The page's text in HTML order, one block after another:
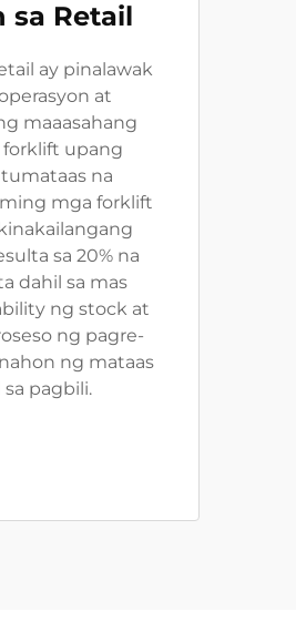
sa Retail
ay pinalawak
at
maaasahang
upang
na
mga forklift
sa 20% na
dahil sa mas
ng stock at
ng pagre-
ng mataas
pagbili.